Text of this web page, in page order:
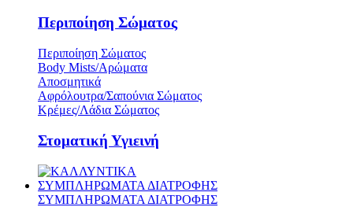
Περιποίηση Σώματος
Περιποίηση Σώματος
Body Mists/Αρώματα
Αποσμητικά
Αφρόλουτρα/Σαπούνια Σώματος
Κρέμες/Λάδια Σώματος
Στοματική Υγιεινή
ΣΥΜΠΛΗΡΩΜΑΤΑ ΔΙΑΤΡΟΦΗΣ
ΣΥΜΠΛΗΡΩΜΑΤΑ ΔΙΑΤΡΟΦΗΣ